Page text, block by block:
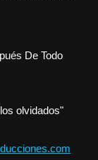
De Todo
olvidados"